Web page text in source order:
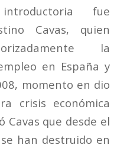
fue
Cavas, quien
la
en España y
momento en dio
crisis económica
Cavas que desde el
han destruido en